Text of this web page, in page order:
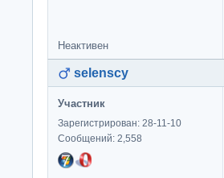
Неактивен
selenscy
Участник
Зарегистрирован: 28-11-10
Сообщений: 2,558